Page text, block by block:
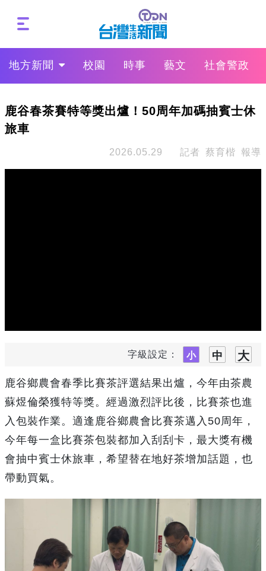
地方新聞 校園 時事 藝文 社會警政
鹿谷春茶賽特等獎出爐！50周年加碼抽賓士休
旅車
2026.05.29 記者 蔡育楷 報導
字級設定：
鹿谷鄉農會春季比賽茶評選結果出爐，今年由茶農
蘇煜倫榮獲特等獎。經過激烈評比後，比賽茶也進
入包裝作業。適逢鹿谷鄉農會比賽茶邁入50周年，
今年每一盒比賽茶包裝都加入刮刮卡，最大獎有機
會抽中賓士休旅車，希望替在地好茶增加話題，也
帶動買氣。